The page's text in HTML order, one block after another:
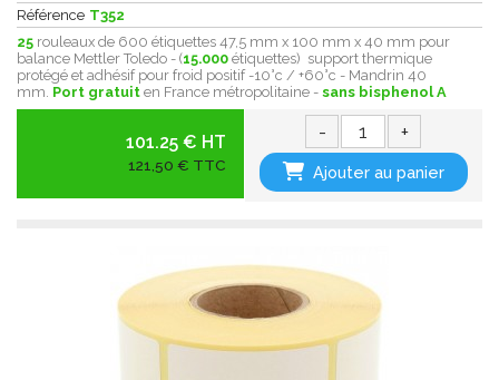
Référence T352
25 rouleaux de 600 étiquettes 47,5 mm x 100 mm x 40 mm pour
balance Mettler Toledo - (15.000 étiquettes) support thermique
protégé et adhésif pour froid positif -10°c / +60°c - Mandrin 40
mm. Port gratuit en France métropolitaine - sans bisphenol A
101.25 € HT
121,50 € TTC
- +
Ajouter au panier